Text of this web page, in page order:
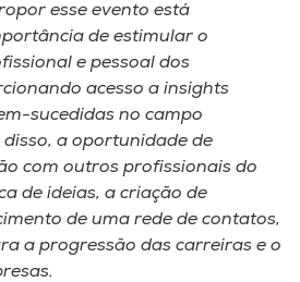
esse evento está
de estimular o
e pessoal dos
acesso a insights
sucedidas no campo
a oportunidade de
com outros profissionais do
de ideias, a criação de
de uma rede de contatos,
a progressão das carreiras e o